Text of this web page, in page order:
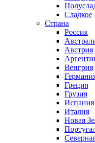
Сладкое
Страна
Россия
Австрия
Венгрия
Греция
Грузия
Испания
Италия
Новая